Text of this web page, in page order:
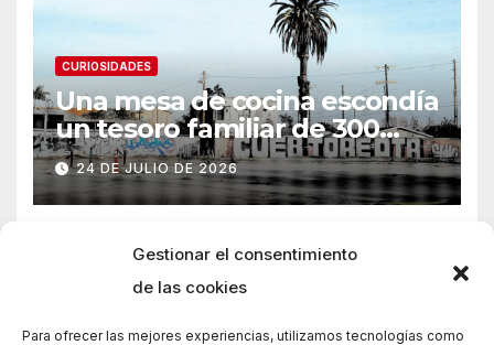
Gestionar el consentimiento
de las cookies
Para ofrecer las mejores experiencias, utilizamos tecnologías como
CURIOSIDADES
Una mesa de cocina escondía
un tesoro familiar de 300
años
24 DE JULIO DE 2026